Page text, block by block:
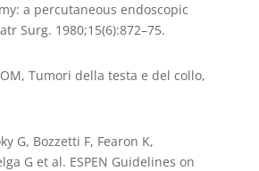
a percutaneous endoscopic
Surg. 1980;15(6):872–75.
Tumori della testa e del collo,
G, Bozzetti F, Fearon K,
G et al. ESPEN Guidelines on